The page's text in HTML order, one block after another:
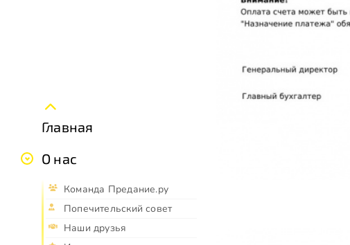
Главная
О нас
Команда Предание.ру
Попечительский совет
Наши друзья